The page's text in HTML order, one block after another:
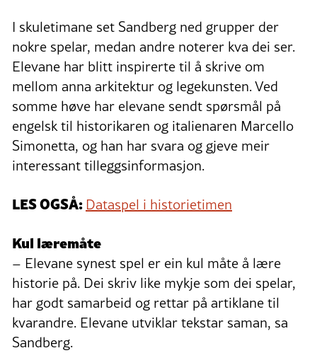
I skuletimane set Sandberg ned grupper der
nokre spelar, medan andre noterer kva dei ser.
Elevane har blitt inspirerte til å skrive om
mellom anna arkitektur og legekunsten. Ved
somme høve har elevane sendt spørsmål på
engelsk til historikaren og italienaren Marcello
Simonetta, og han har svara og gjeve meir
interessant tilleggsinformasjon.
LES OGSÅ: Dataspel i historietimen
Kul læremåte
– Elevane synest spel er ein kul måte å lære
historie på. Dei skriv like mykje som dei spelar,
har godt samarbeid og rettar på artiklane til
kvarandre. Elevane utviklar tekstar saman, sa
Sandberg.